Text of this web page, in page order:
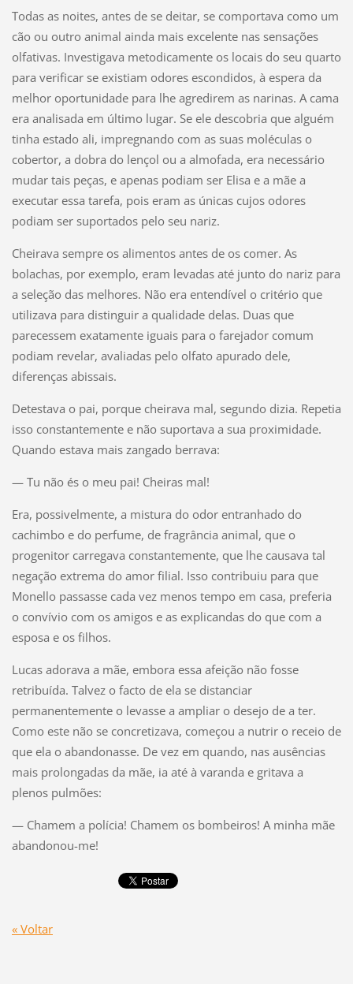
Todas as noites, antes de se deitar, se comportava como um
cão ou outro animal ainda mais excelente nas sensações
olfativas. Investigava metodicamente os locais do seu quarto
para verificar se existiam odores escondidos, à espera da
melhor oportunidade para lhe agredirem as narinas. A cama
era analisada em último lugar. Se ele descobria que alguém
tinha estado ali, impregnando com as suas moléculas o
cobertor, a dobra do lençol ou a almofada, era necessário
mudar tais peças, e apenas podiam ser Elisa e a mãe a
executar essa tarefa, pois eram as únicas cujos odores
podiam ser suportados pelo seu nariz.
Cheirava sempre os alimentos antes de os comer. As
bolachas, por exemplo, eram levadas até junto do nariz para
a seleção das melhores. Não era entendível o critério que
utilizava para distinguir a qualidade delas. Duas que
parecessem exatamente iguais para o farejador comum
podiam revelar, avaliadas pelo olfato apurado dele,
diferenças abissais.
Detestava o pai, porque cheirava mal, segundo dizia. Repetia
isso constantemente e não suportava a sua proximidade.
Quando estava mais zangado berrava:
— Tu não és o meu pai! Cheiras mal!
Era, possivelmente, a mistura do odor entranhado do
cachimbo e do perfume, de fragrância animal, que o
progenitor carregava constantemente, que lhe causava tal
negação extrema do amor filial. Isso contribuiu para que
Monello passasse cada vez menos tempo em casa, preferia
o convívio com os amigos e as explicandas do que com a
esposa e os filhos.
Lucas adorava a mãe, embora essa afeição não fosse
retribuída. Talvez o facto de ela se distanciar
permanentemente o levasse a ampliar o desejo de a ter.
Como este não se concretizava, começou a nutrir o receio de
que ela o abandonasse. De vez em quando, nas ausências
mais prolongadas da mãe, ia até à varanda e gritava a
plenos pulmões:
— Chamem a polícia! Chamem os bombeiros! A minha mãe
abandonou-me!
« Voltar